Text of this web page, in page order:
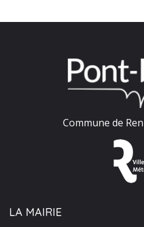
Commune de
LA MAIRIE